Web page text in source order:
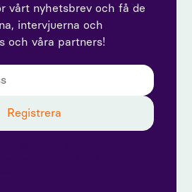
vårt nyhetsbrev och få de
intervjuerna och
och våra partners!